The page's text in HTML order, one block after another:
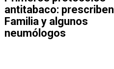
antitabaco: prescriben
Familia y algunos
neumólogos